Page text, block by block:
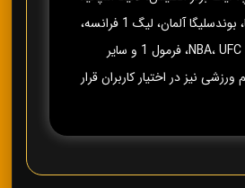
سری آ ایتالیا، بوندسلیگا آلمان، لیگ 1 فرانسه،
جام ملت‌ها، NBA، UFC، فرمول 1 و سایر
نیز در اختیار کاربران قرار